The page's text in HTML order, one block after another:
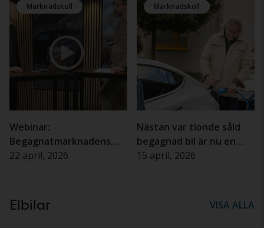
Marknadskoll
Webinar:
Begagnatmarknadens
utveckling Q1 2026
22 april, 2026
Marknadskoll
Nästan var tionde såld
begagnad bil är nu en
elbil
15 april, 2026
Elbilar VISA ALLA